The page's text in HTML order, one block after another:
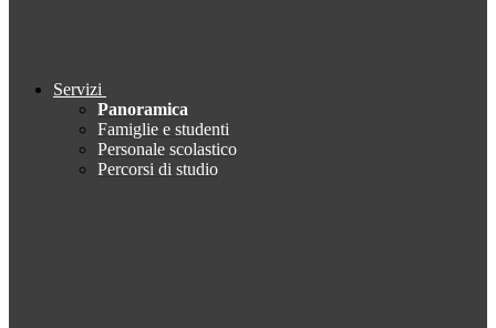
Servizi
Panoramica
Famiglie e studenti
Personale scolastico
Percorsi di studio